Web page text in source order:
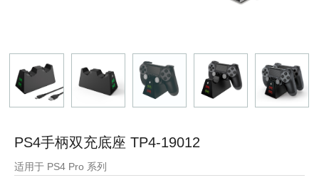
PS4手柄双充底座 TP4-19012
适用于 PS4 Pro 系列